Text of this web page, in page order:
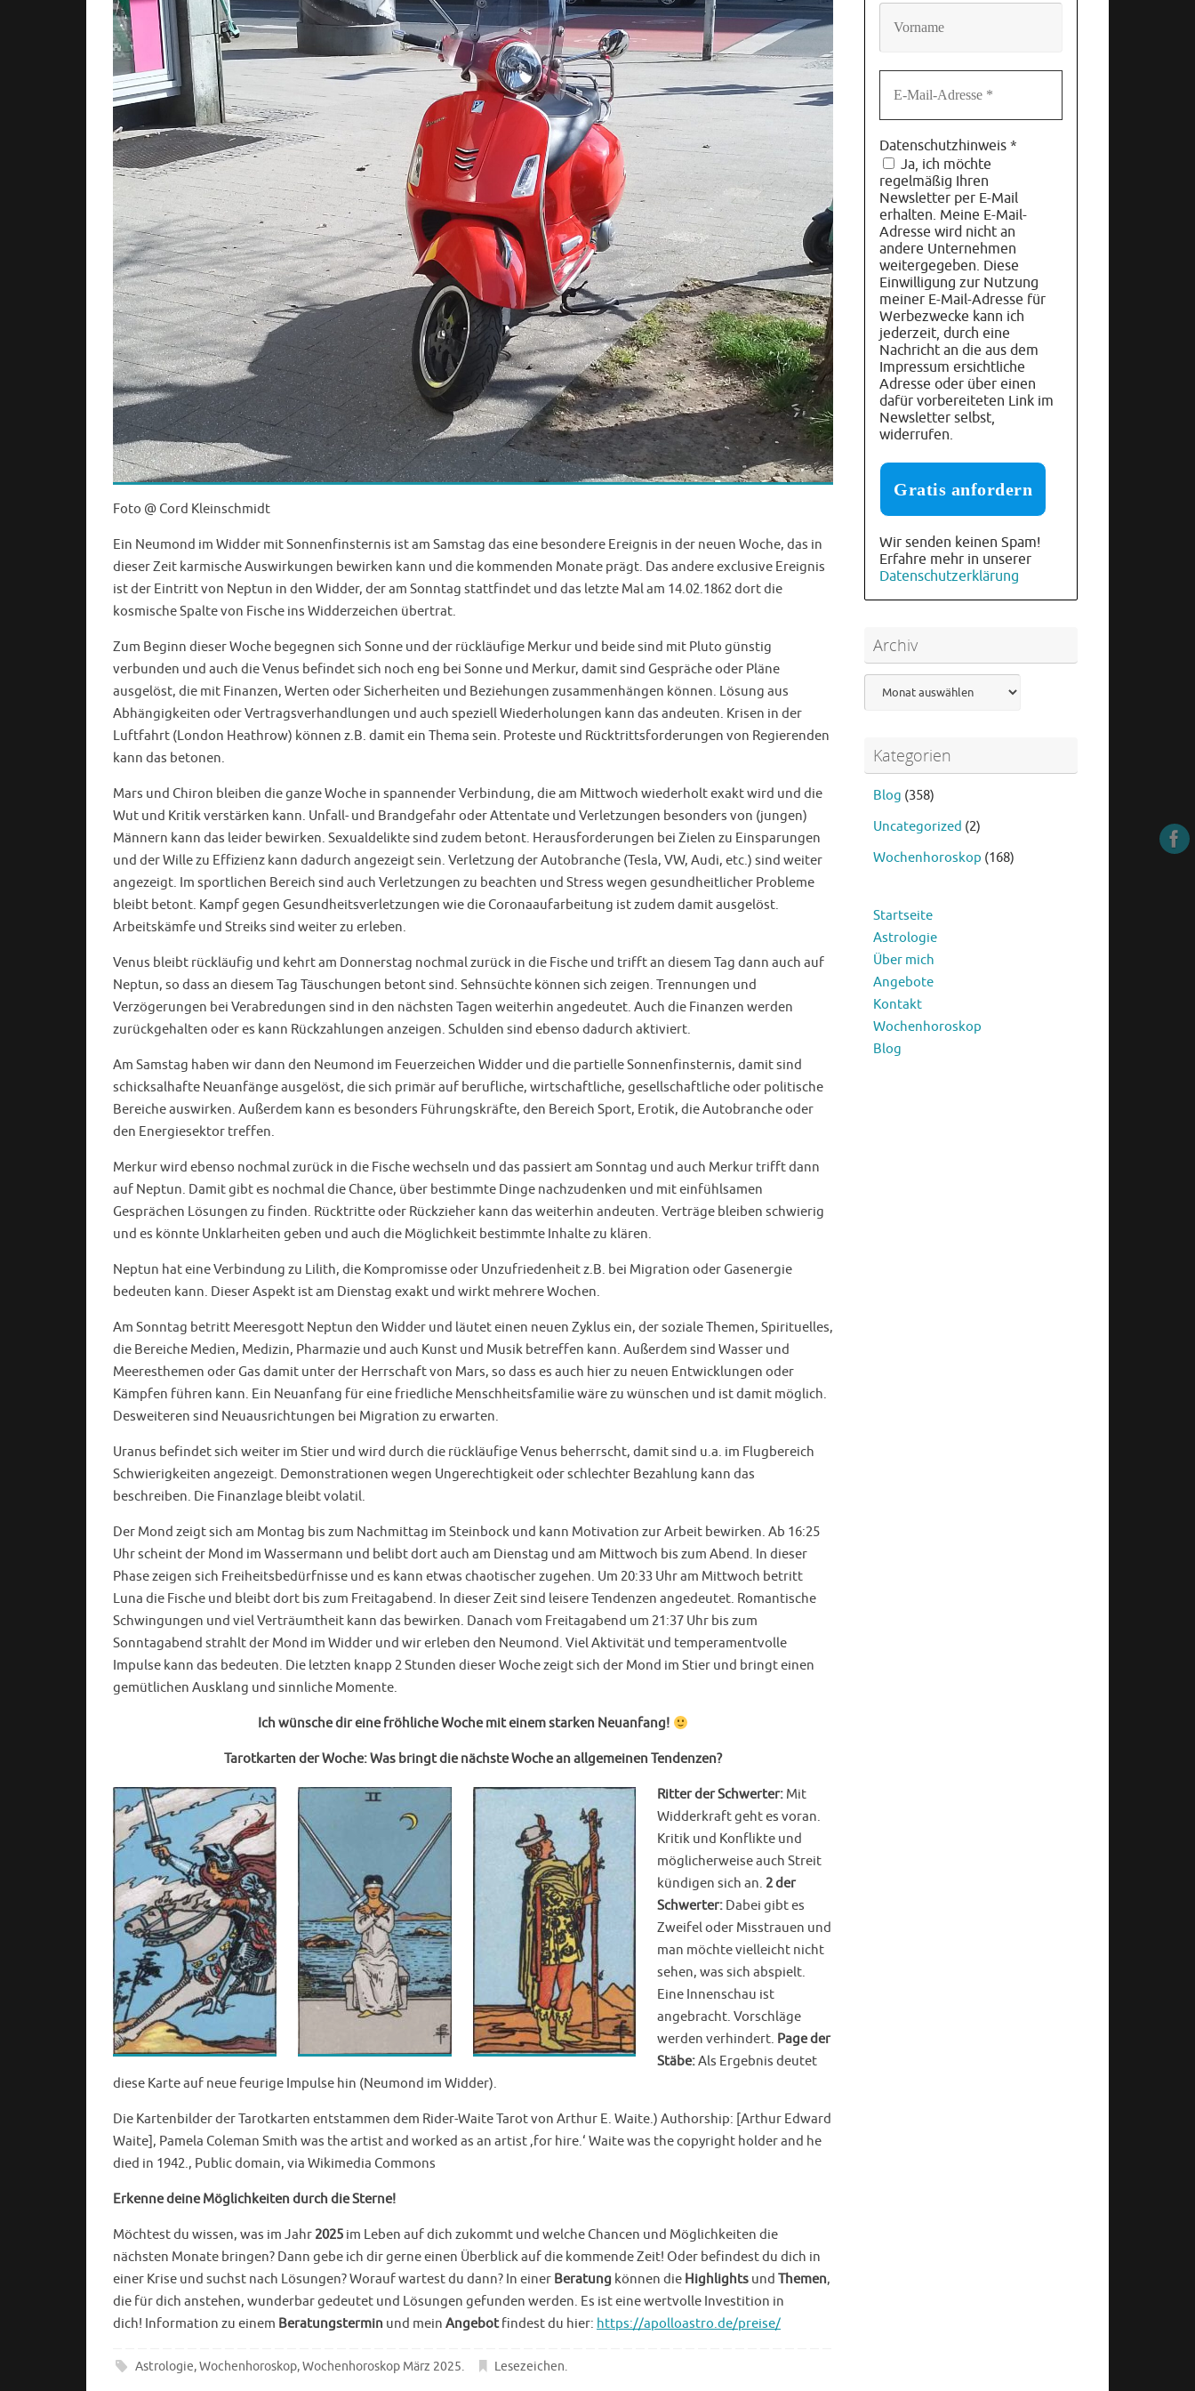
Foto @ Cord Kleinschmidt
Ein Neumond im Widder mit Sonnenfinsternis ist am Samstag das eine besondere Ereignis in der neuen Woche, das in
dieser Zeit karmische Auswirkungen bewirken kann und die kommenden Monate prägt. Das andere exclusive Ereignis
ist der Eintritt von Neptun in den Widder, der am Sonntag stattfindet und das letzte Mal am 14.02.1862 dort die
kosmische Spalte von Fische ins Widderzeichen übertrat.
Zum Beginn dieser Woche begegnen sich Sonne und der rückläufige Merkur und beide sind mit Pluto günstig
verbunden und auch die Venus befindet sich noch eng bei Sonne und Merkur, damit sind Gespräche oder Pläne
ausgelöst, die mit Finanzen, Werten oder Sicherheiten und Beziehungen zusammenhängen können. Lösung aus
Abhängigkeiten oder Vertragsverhandlungen und auch speziell Wiederholungen kann das andeuten. Krisen in der
Luftfahrt (London Heathrow) können z.B. damit ein Thema sein. Proteste und Rücktrittsforderungen von Regierenden
kann das betonen.
Mars und Chiron bleiben die ganze Woche in spannender Verbindung, die am Mittwoch wiederholt exakt wird und die
Wut und Kritik verstärken kann. Unfall- und Brandgefahr oder Attentate und Verletzungen besonders von (jungen)
Männern kann das leider bewirken. Sexualdelikte sind zudem betont. Herausforderungen bei Zielen zu Einsparungen
und der Wille zu Effizienz kann dadurch angezeigt sein. Verletzung der Autobranche (Tesla, VW, Audi, etc.) sind weiter
angezeigt. Im sportlichen Bereich sind auch Verletzungen zu beachten und Stress wegen gesundheitlicher Probleme
bleibt betont. Kampf gegen Gesundheitsverletzungen wie die Coronaaufarbeitung ist zudem damit ausgelöst.
Arbeitskämfe und Streiks sind weiter zu erleben.
Venus bleibt rückläufig und kehrt am Donnerstag nochmal zurück in die Fische und trifft an diesem Tag dann auch auf
Neptun, so dass an diesem Tag Täuschungen betont sind. Sehnsüchte können sich zeigen. Trennungen und
Verzögerungen bei Verabredungen sind in den nächsten Tagen weiterhin angedeutet. Auch die Finanzen werden
zurückgehalten oder es kann Rückzahlungen anzeigen. Schulden sind ebenso dadurch aktiviert.
Am Samstag haben wir dann den Neumond im Feuerzeichen Widder und die partielle Sonnenfinsternis, damit sind
schicksalhafte Neuanfänge ausgelöst, die sich primär auf berufliche, wirtschaftliche, gesellschaftliche oder politische
Bereiche auswirken. Außerdem kann es besonders Führungskräfte, den Bereich Sport, Erotik, die Autobranche oder
den Energiesektor treffen.
Merkur wird ebenso nochmal zurück in die Fische wechseln und das passiert am Sonntag und auch Merkur trifft dann
auf Neptun. Damit gibt es nochmal die Chance, über bestimmte Dinge nachzudenken und mit einfühlsamen
Gesprächen Lösungen zu finden. Rücktritte oder Rückzieher kann das weiterhin andeuten. Verträge bleiben schwierig
und es könnte Unklarheiten geben und auch die Möglichkeit bestimmte Inhalte zu klären.
Neptun hat eine Verbindung zu Lilith, die Kompromisse oder Unzufriedenheit z.B. bei Migration oder Gasenergie
bedeuten kann. Dieser Aspekt ist am Dienstag exakt und wirkt mehrere Wochen.
Am Sonntag betritt Meeresgott Neptun den Widder und läutet einen neuen Zyklus ein, der soziale Themen, Spirituelles,
die Bereiche Medien, Medizin, Pharmazie und auch Kunst und Musik betreffen kann. Außerdem sind Wasser und
Meeresthemen oder Gas damit unter der Herrschaft von Mars, so dass es auch hier zu neuen Entwicklungen oder
Kämpfen führen kann. Ein Neuanfang für eine friedliche Menschheitsfamilie wäre zu wünschen und ist damit möglich.
Desweiteren sind Neuausrichtungen bei Migration zu erwarten.
Uranus befindet sich weiter im Stier und wird durch die rückläufige Venus beherrscht, damit sind u.a. im Flugbereich
Schwierigkeiten angezeigt. Demonstrationen wegen Ungerechtigkeit oder schlechter Bezahlung kann das
beschreiben. Die Finanzlage bleibt volatil.
Der Mond zeigt sich am Montag bis zum Nachmittag im Steinbock und kann Motivation zur Arbeit bewirken. Ab 16:25
Uhr scheint der Mond im Wassermann und belibt dort auch am Dienstag und am Mittwoch bis zum Abend. In dieser
Phase zeigen sich Freiheitsbedürfnisse und es kann etwas chaotischer zugehen. Um 20:33 Uhr am Mittwoch betritt
Luna die Fische und bleibt dort bis zum Freitagabend. In dieser Zeit sind leisere Tendenzen angedeutet. Romantische
Schwingungen und viel Verträumtheit kann das bewirken. Danach vom Freitagabend um 21:37 Uhr bis zum
Sonntagabend strahlt der Mond im Widder und wir erleben den Neumond. Viel Aktivität und temperamentvolle
Impulse kann das bedeuten. Die letzten knapp 2 Stunden dieser Woche zeigt sich der Mond im Stier und bringt einen
gemütlichen Ausklang und sinnliche Momente.
Ich wünsche dir eine fröhliche Woche mit einem starken Neuanfang!
Tarotkartender Woche: Was bringtdie nächste Woche an allgemeinen Tendenzen?
Ritter der Schwerter: Mit
Widderkraft geht es voran.
Kritik und Konflikte und
möglicherweise auch Streit
kündigen sich an. 2 der
Schwerter: Dabei gibt es
Zweifel oder Misstrauen und
man möchte vielleicht nicht
sehen, was sich abspielt.
Eine Innenschau ist
angebracht. Vorschläge
werden verhindert. Page der
Stäbe:Als Ergebnis deutet
diese Karte auf neue feurige Impulse hin (Neumond im Widder).
Die Kartenbilder der Tarotkarten entstammen dem Rider-Waite Tarot von Arthur E. Waite.) Authorship: [Arthur Edward
Waite], Pamela Coleman Smith was the artist and worked as an artist ‚for hire.‘ Waite was the copyright holder and he
died in 1942., Public domain, via Wikimedia Commons
Erkenne deine Möglichkeiten durch die Sterne!
Möchtest du wissen, was im Jahr 2025 im Leben auf dich zukommt und welche Chancen und Möglichkeiten die
nächsten Monate bringen? Dann gebe ich dir gerne einen Überblick auf die kommende Zeit! Oder befindest du dich in
einer Krise und suchst nach Lösungen? Worauf wartest du dann? In einer Beratung können die Highlights und Themen,
die für dich anstehen, wunderbar gedeutet und Lösungen gefunden werden. Es ist eine wertvolle Investition in
dich! Information zu einem Beratungstermin und mein Angebotfindest du hier: https://apolloastro.de/preise/
Astrologie,Wochenhoroskop,Wochenhoroskop März 2025. Lesezeichen.
Datenschutzhinweis *
Ja, ich möchte
regelmäßig Ihren
Newsletter per E-Mail
erhalten. Meine E-Mail-
Adresse wird nicht an
andere Unternehmen
weitergegeben. Diese
Einwilligung zur Nutzung
meiner E-Mail-Adresse für
Werbezwecke kann ich
jederzeit, durch eine
Nachricht an die aus dem
Impressum ersichtliche
Adresse oder über einen
dafür vorbereiteten Link im
Newsletter selbst,
widerrufen.
Wir senden keinen Spam!
Erfahre mehr in unserer
Datenschutzerklärung
Archiv
Archiv
Kategorien
Blog (358)
Uncategorized (2)
Wochenhoroskop (168)
Startseite
Astrologie
Über mich
Angebote
Kontakt
Wochenhoroskop
Blog